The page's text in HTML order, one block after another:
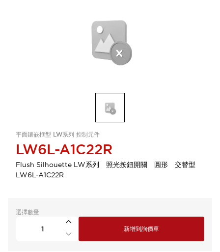
平面鑲嵌框型 LW系列 控制元件
LW6L-A1C22R
Flush Silhouette LW系列 照光按鈕開關 圓形 交替型
LW6L-A1C22R
選擇數量
新增到詢價單